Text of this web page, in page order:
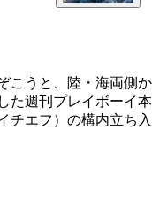
空からのぞこうと、
たものだろうが、な
期間はさらに２年延
放射性廃棄物が再び
こうと、陸・海両側か
た週刊プレイボーイ本
チエフ）の構内立ち入